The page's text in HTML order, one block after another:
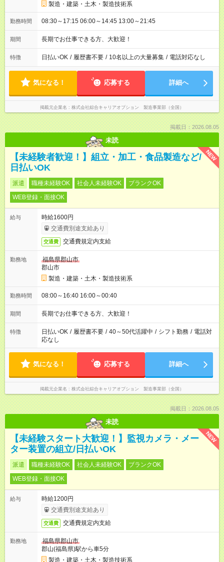
製造・建築・土木・製造技術系
勤務時間 08:30～17:15 06:00～14:45 13:00～21:45
期間 長期でお仕事できる方、大歓迎！
特徴 日払いOK / 履歴書不要 / 10名以上の大量募集 / 電話対応なし
気になる！ 応募する 詳細へ
掲載元企業名 株式会社綜合キャリアオプション 製造事業部（全国）
掲載日：2026.08.05
未読
NEW
【未経験者歓迎！】組立・加工・食品製造など/
日払いOK
派遣 職種未経験OK 社会人未経験OK
ブランクOK
WEB登録・面接OK
給与
時給1600円
交通費別途支給あり
交通費 交通費規定内支給
勤務地
福島県郡山市
郡山市
製造・建築・土木・製造技術系
勤務時間 08:00～16:40 16:00～00:40
期間 長期でお仕事できる方、大歓迎！
特徴 日払いOK / 履歴書不要 / 40～50代活躍中 / シフト勤務 / 電話対
応なし
気になる！ 応募する 詳細へ
掲載元企業名 株式会社綜合キャリアオプション 製造事業部（全国）
掲載日：2026.08.05
未読
NEW
【未経験スタート大歓迎！】監視カメラ・メー
ター装置の組立/日払いOK
派遣 職種未経験OK 社会人未経験OK
ブランクOK
WEB登録・面接OK
給与
時給1200円
交通費別途支給あり
交通費 交通費規定内支給
勤務地
福島県郡山市
郡山(福島県)駅から車5分
製造・建築・土木・製造技術系